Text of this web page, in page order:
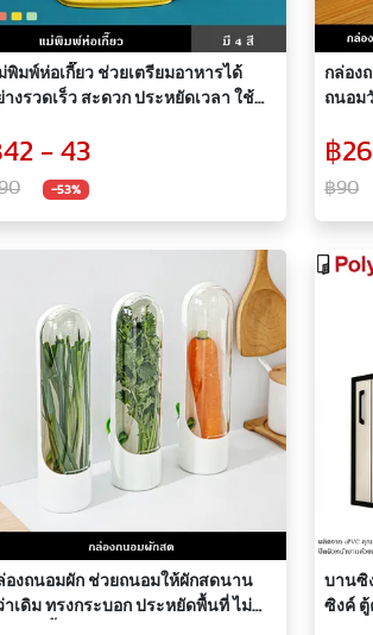
พิมพ์ห่อเกี๊ยว ช่วยเตรียมอาหารได้
างรวดเร็ว สะดวก ประหยัดเวลา ใช้
- 43
-53%
กล่อง
ถนอม
฿
฿90
องถนอมผัก ช่วยถนอมให้ผักสดนาน
าเดิม ทรงกระบอก ประหยัดพื้นที่ ไม่
บานซิ
ซิงค์ ตู้